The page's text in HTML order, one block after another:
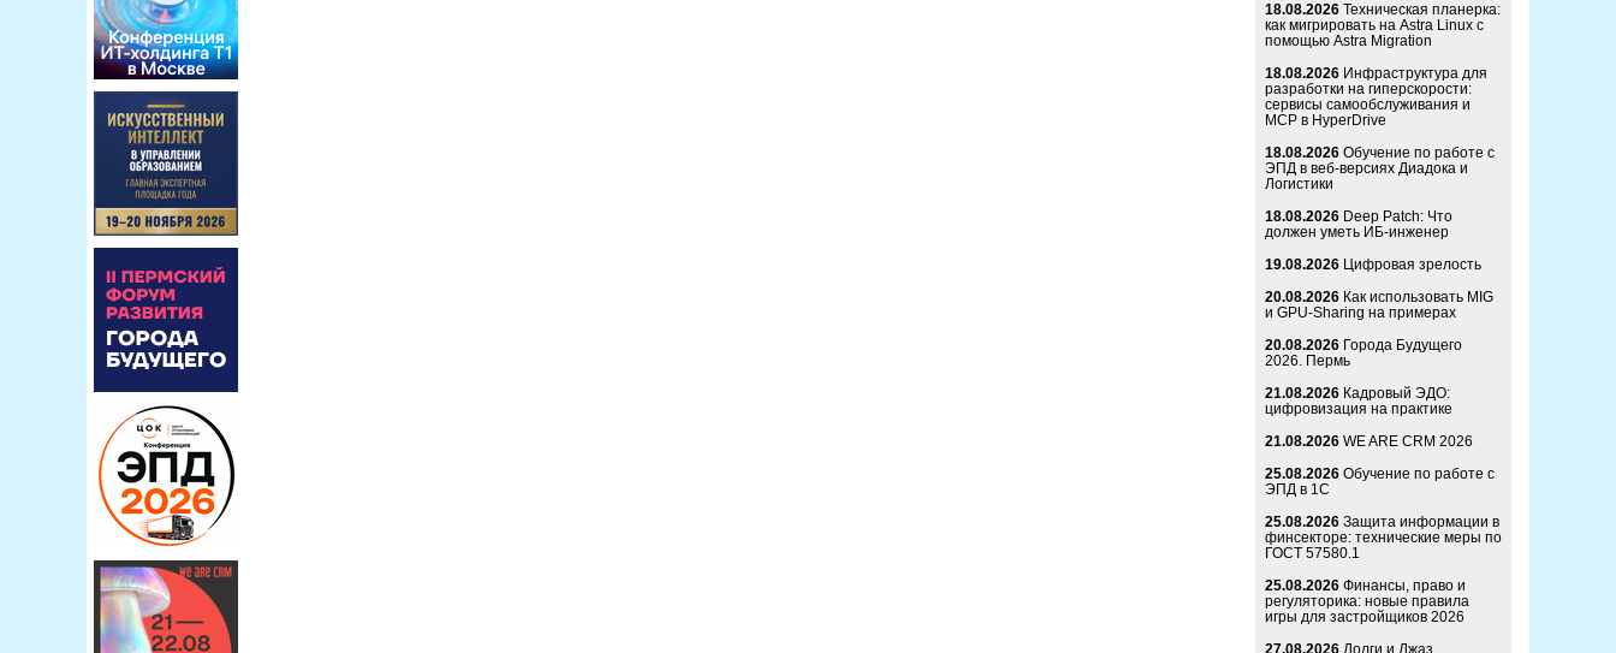
18.08.2026 Техническая планерка:
как мигрировать на Astra Linux с
помощью Astra Migration
18.08.2026 Инфраструктура для
разработки на гиперскорости:
сервисы самообслуживания и
MCP в HyperDrive
18.08.2026 Обучение по работе с
ЭПД в веб-версиях Диадока и
Логистики
18.08.2026 Deep Patch: Что
должен уметь ИБ-инженер
19.08.2026 Цифровая зрелость
20.08.2026 Как использовать MIG
и GPU-Sharing на примерах
20.08.2026 Города Будущего
2026. Пермь
21.08.2026 Кадровый ЭДО:
цифровизация на практике
21.08.2026 WE ARE CRM 2026
25.08.2026 Обучение по работе с
ЭПД в 1С
25.08.2026 Защита информации в
финсекторе: технические меры по
ГОСТ 57580.1
25.08.2026 Финансы, право и
регуляторика: новые правила
игры для застройщиков 2026